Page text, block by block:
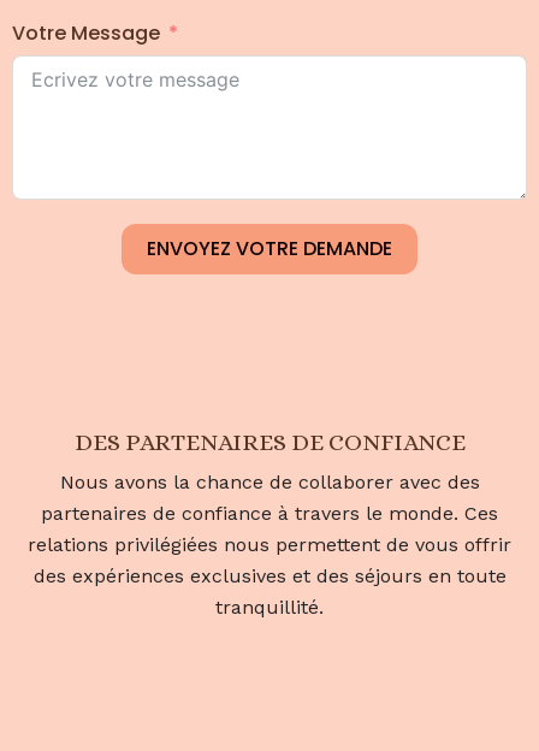
Votre Message
ENVOYEZ VOTRE DEMANDE
DES PARTENAIRES DE CONFIANCE
Nous avons la chance de collaborer avec des
partenaires de confiance à travers le monde. Ces
relations privilégiées nous permettent de vous offrir
des expériences exclusives et des séjours en toute
tranquillité.